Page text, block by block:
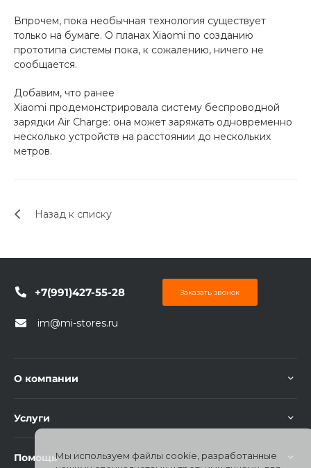
раз в 2 недели
Впрочем, пока необычная технология существует
только на бумаге. О планах Xiaomi по созданию
прототипа системы пока, к сожалению, ничего не
сообщается.
Добавим, что ранее
Xiaomi продемонстрировала систему беспроводной
зарядки Air Charge: она может заряжать одновременно
несколько устройств на расстоянии до нескольких
метров.
Назад к списку
+7(991)427-55-28 Заказать звонок
im@mi-stores.ru
О компании
Услуги
ПомощьМы используем файлы cookie, разработанные